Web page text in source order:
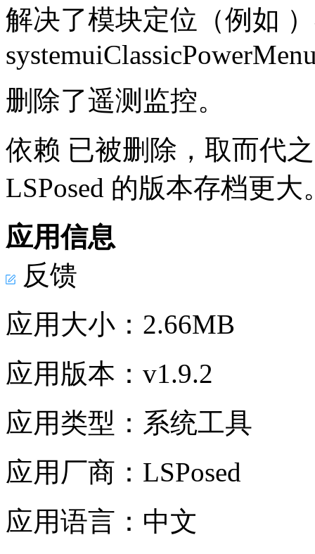
解决了模块定位（例如
删除了遥测监控。
依赖 已被删除，取而代
LSPosed 的版本存档更
应用信息
反馈
应用大小： 2.66MB
应用版本： v1.9.2
应用类型： 系统工具
应用厂商： LSPosed
应用语言： 中文